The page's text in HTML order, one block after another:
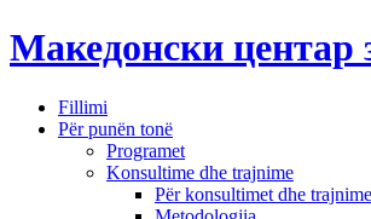
Македонски
Fillimi
Për punën tonë
Programet
Konsultime dhe trajnime
Për konsultimet dhe